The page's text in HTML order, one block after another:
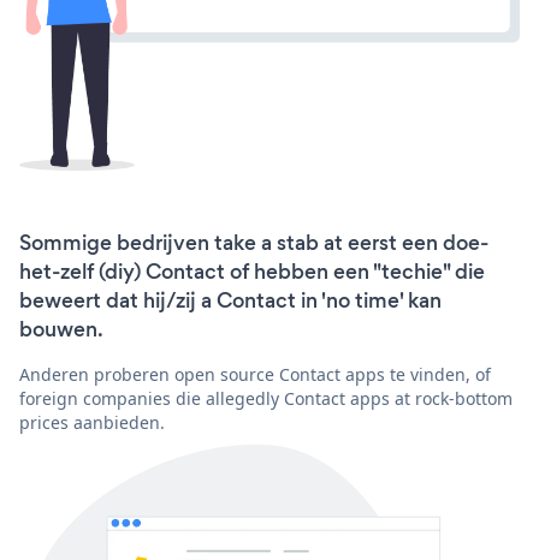
Sommige bedrijven take a stab at eerst een doe-
het-zelf (diy) Contact of hebben een "techie" die
beweert dat hij/zij a Contact in 'no time' kan
bouwen.
Anderen proberen open source Contact apps te vinden, of
foreign companies die allegedly Contact apps at rock-bottom
prices aanbieden.